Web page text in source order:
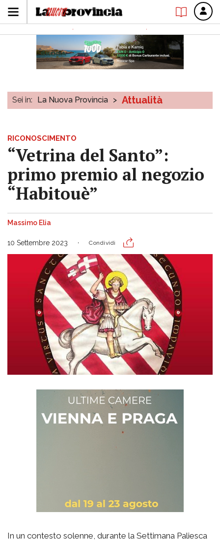
Sei in: La Nuova Provincia > Attualità
RICONOSCIMENTO
“Vetrina del Santo”:
primo premio al negozio
“Habitouè”
Massimo Elia
10 Settembre 2023 Condividi
In un contesto solenne, durante la Settimana Paliesca